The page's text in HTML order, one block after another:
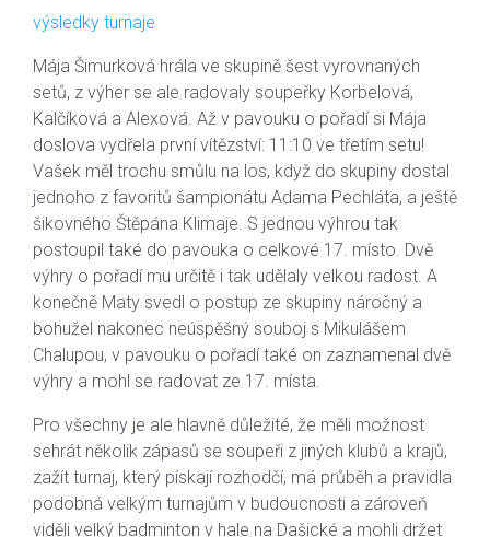
výsledky turnaje
Mája Šimurková hrála ve skupině šest vyrovnaných
setů, z výher se ale radovaly soupeřky Korbelová,
Kalčíková a Alexová. Až v pavouku o pořadí si Mája
doslova vydřela první vítězství: 11:10 ve třetím setu!
Vašek měl trochu smůlu na los, když do skupiny dostal
jednoho z favoritů šampionátu Adama Pechláta, a ještě
šikovného Štěpána Klimaje. S jednou výhrou tak
postoupil také do pavouka o celkové 17. místo. Dvě
výhry o pořadí mu určitě i tak udělaly velkou radost. A
konečně Maty svedl o postup ze skupiny náročný a
bohužel nakonec neúspěšný souboj s Mikulášem
Chalupou, v pavouku o pořadí také on zaznamenal dvě
výhry a mohl se radovat ze 17. místa.
Pro všechny je ale hlavně důležité, že měli možnost
sehrát několik zápasů se soupeři z jiných klubů a krajů,
zažít turnaj, který pískají rozhodčí, má průběh a pravidla
podobná velkým turnajům v budoucnosti a zároveň
viděli velký badminton v hale na Dašické a mohli držet